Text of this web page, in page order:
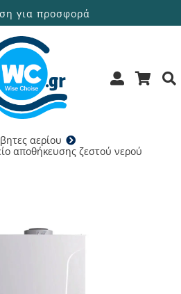
για προσφορά
αερίου
αποθήκευσης ζεστού νερού